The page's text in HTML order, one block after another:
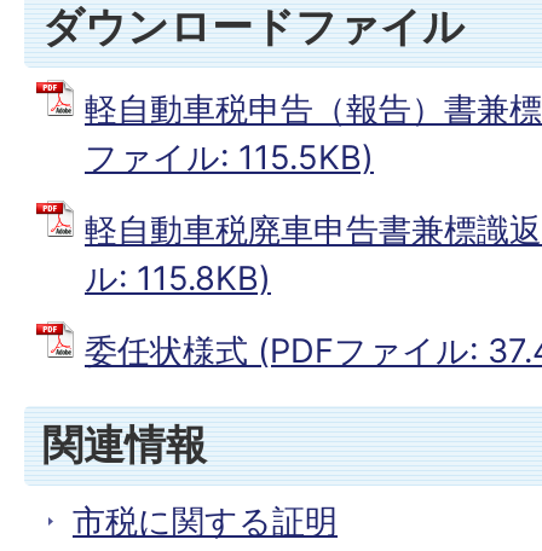
ダウンロードファイル
軽自動車税申告（報告）書兼
ファイル: 115.5KB)
軽自動車税廃車申告書兼標識
ル: 115.8KB)
委任状様式 (PDFファイル:
関連情報
市税に関する証明